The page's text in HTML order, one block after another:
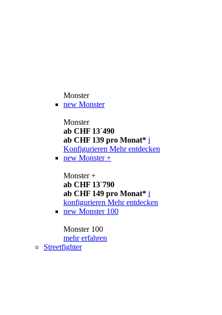
Monster
new Monster
Monster
ab CHF 13´490
ab CHF 139 pro Monat* i
Konfigurieren Mehr entdecken
new Monster +
Monster +
ab CHF 13´790
ab CHF 149 pro Monat* i
konfigurieren Mehr entdecken
new Monster 100
Monster 100
mehr erfahren
Streetfighter